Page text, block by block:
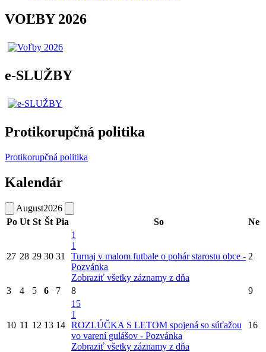
VOĽBY 2026
e-SLUŽBY
Protikorupčná politika
Protikorupčná politika
Kalendár
August2026
Po Ut St Št Pia So Ne
27 28 29 30 31
1
1
Turnaj v malom futbale o pohár starostu obce -
Pozvánka
Zobraziť všetky záznamy z dňa
2
3 4 5 6 7 8 9
10 11 12 13 14
15
1
ROZLÚČKA S LETOM spojená so súťažou
vo varení gulášov - Pozvánka
Zobraziť všetky záznamy z dňa
16